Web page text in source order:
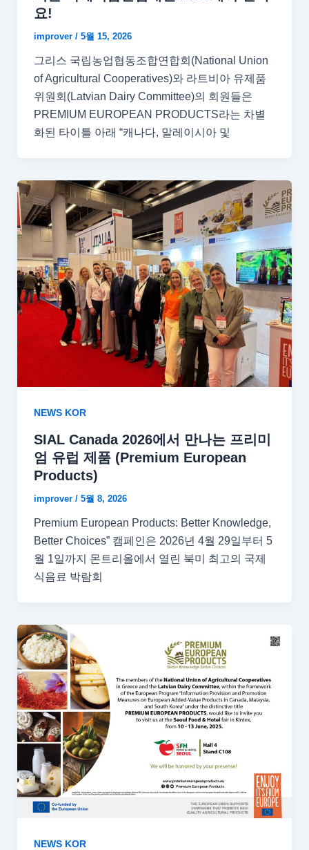
요!
improver / 5월 15, 2026
그리스 국립농업협동조합연합회(National Union
of Agricultural Cooperatives)와 라트비아 유제품
위원회(Latvian Dairy Committee)의 회원들은
PREMIUM EUROPEAN PRODUCTS라는 차별
화된 타이틀 아래 “캐나다, 말레이시아 및
NEWS KOR
SIAL Canada 2026에서 만나는 프리미
엄 유럽 제품 (Premium European
Products)
improver / 5월 8, 2026
Premium European Products: Better Knowledge,
Better Choices” 캠페인은 2026년 4월 29일부터 5
월 1일까지 몬트리올에서 열린 북미 최고의 국제
식음료 박람회
NEWS KOR